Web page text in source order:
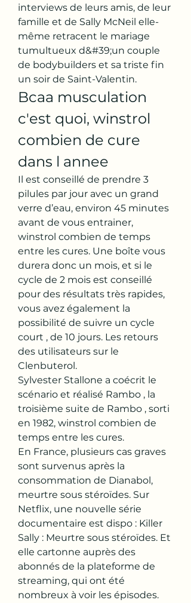
interviews de leurs amis, de leur
famille et de Sally McNeil elle-
même retracent le mariage
tumultueux d&#39;un couple
de bodybuilders et sa triste fin
un soir de Saint-Valentin.
Bcaa musculation
c'est quoi, winstrol
combien de cure
dans l annee
Il est conseillé de prendre 3
pilules par jour avec un grand
verre d’eau, environ 45 minutes
avant de vous entrainer,
winstrol combien de temps
entre les cures. Une boîte vous
durera donc un mois, et si le
cycle de 2 mois est conseillé
pour des résultats très rapides,
vous avez également la
possibilité de suivre un cycle
court , de 10 jours. Les retours
des utilisateurs sur le
Clenbuterol.
Sylvester Stallone a coécrit le
scénario et réalisé Rambo , la
troisième suite de Rambo , sorti
en 1982, winstrol combien de
temps entre les cures.
En France, plusieurs cas graves
sont survenus après la
consommation de Dianabol,
meurtre sous stéroïdes. Sur
Netflix, une nouvelle série
documentaire est dispo : Killer
Sally : Meurtre sous stéroïdes. Et
elle cartonne auprès des
abonnés de la plateforme de
streaming, qui ont été
nombreux à voir les épisodes.